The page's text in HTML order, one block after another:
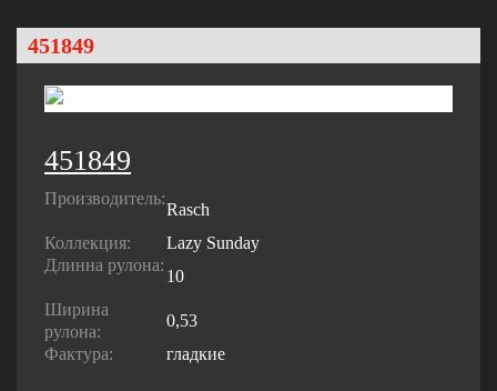
451849
451849
Производитель:
Rasch
Коллекция:
Lazy Sunday
Длинна рулона:
10
Ширина
рулона:
0,53
Фактура:
гладкие